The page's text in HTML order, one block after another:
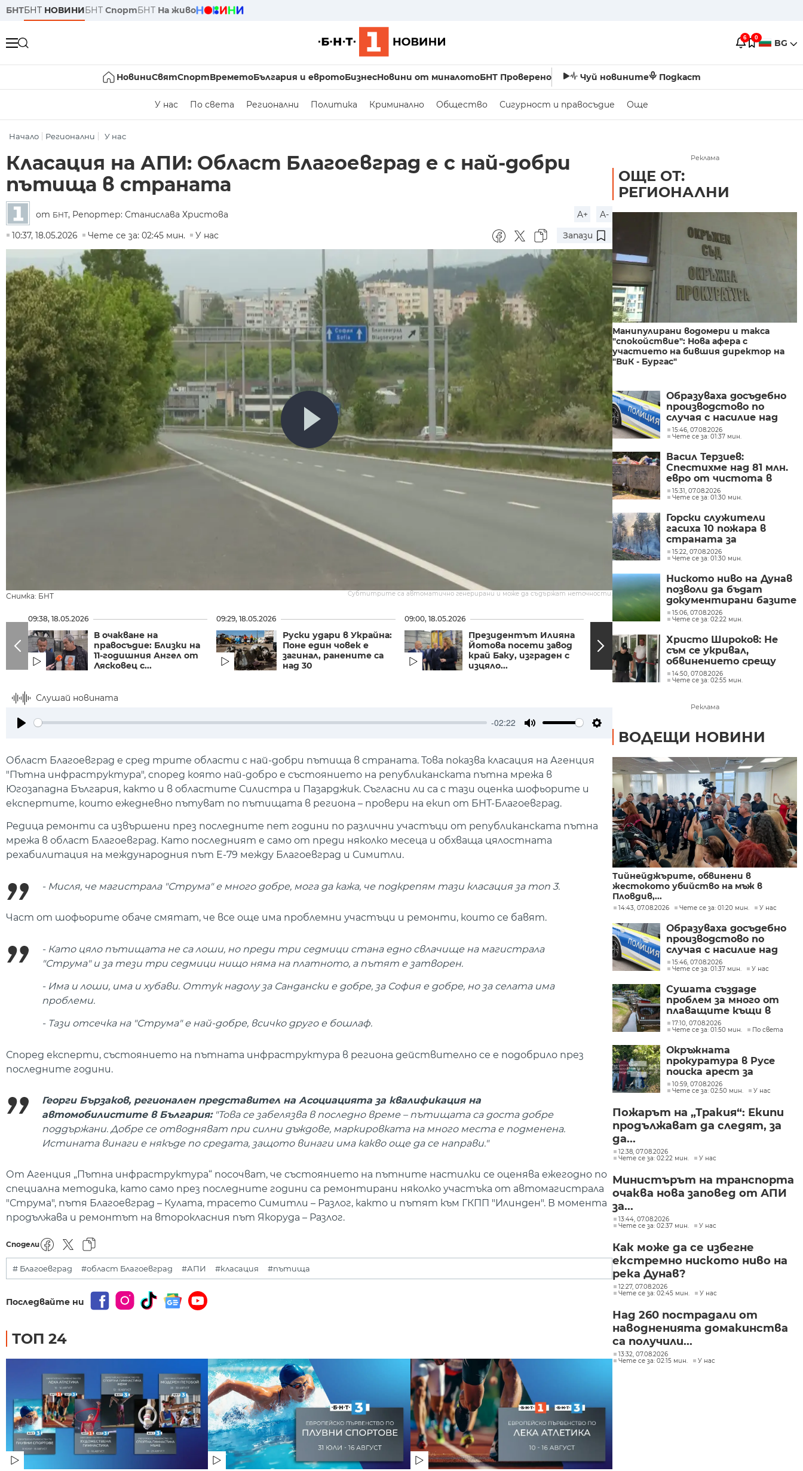
БНТБНТ НОВИНИБНТ СпортБНТ На живо
6 0 BG
НовиниСвятСпортВреметоБългария и евротоБизнесНовини от миналотоБНТ Проверено Чуй новините Подкаст
У нас По света Регионални Политика Криминално Общество Сигурност и правосъдие Още
Начало Регионални У нас
Класация на АПИ: Област Благоевград е с най-добри
пътища в страната
от БНТ, Репортер: Станислава Христова A+
A-
10:37, 18.05.2026
Чете се за: 02:45 мин. У нас Запази
Снимка: БНТ Субтитрите са автоматично генерирани и може да съдържат неточности.
09:38, 18.05.2026
В очакване на
правосъдие: Близки на
11-годишния Ангел от
Лясковец с...
09:29, 18.05.2026
Руски удари в Украйна:
Поне един човек е
загинал, ранените са
над 30
09:00, 18.05.2026
Президентът Илияна
Йотова посети завод
край Баку, изграден с
изцяло...
08:49, 18.05.2026
Евтим Милошев:
Българското
домакинство на
"Евровизия" ще...
Слушай новината
-02:22
Settings
Област Благоевград е сред трите области с най-добри пътища в страната. Това показва класация на Агенция
"Пътна инфраструктура", според която най-добро е състоянието на републиканската пътна мрежа в
Югозападна България, както и в областите Силистра и Пазарджик. Съгласни ли са с тази оценка шофьорите и
експертите, които ежедневно пътуват по пътищата в региона – провери на екип от БНТ-Благоевград.
Редица ремонти са извършени през последните пет години по различни участъци от републиканската пътна
мрежа в област Благоевград. Като последният е само от преди няколко месеца и обхваща цялостната
рехабилитация на международния път Е-79 между Благоевград и Симитли.
- Мисля, че магистрала "Струма" е много добре, мога да кажа, че подкрепям тази класация за топ 3.
Част от шофьорите обаче смятат, че все още има проблемни участъци и ремонти, които се бавят.
- Като цяло пътищата не са лоши, но преди три седмици стана едно свлачище на магистрала
"Струма" и за тези три седмици нищо няма на платното, а пътят е затворен.
- Има и лоши, има и хубави. Оттук надолу за Сандански е добре, за София е добре, но за селата има
проблеми.
- Тази отсечка на "Струма" е най-добре, всичко друго е бошлаф.
Според експерти, състоянието на пътната инфраструктура в региона действително се е подобрило през
последните години.
Георги Бързаков, регионален представител на Асоциацията за квалификация на
автомобилистите в България:"Това се забелязва в последно време – пътищата са доста добре
поддържани. Добре се отводняват при силни дъждове, маркировката на много места е подменена.
Истината винаги е някъде по средата, защото винаги има какво още да се направи."
От Агенция „Пътна инфраструктура“ посочват, че състоянието на пътните настилки се оценява ежегодно по
специална методика, като само през последните години са ремонтирани няколко участъка от автомагистрала
"Струма", пътя Благоевград – Кулата, трасето Симитли – Разлог, както и пътят към ГКПП "Илинден". В момента
продължава и ремонтът на второкласния път Якоруда – Разлог.
Сподели
# Благоевград #област Благоевград #АПИ #класация #пътища
Последвайте ни
ТОП 24
Реклама
ОЩЕ ОТ:
РЕГИОНАЛНИ
Манипулирани водомери и такса
"спокойствие": Нова афера с
участието на бившия директор на
"ВиК - Бургас"
Образуваха досъдебно
производстово по
случая с насилие над
дете в Радомир
15:46, 07.08.2026
Чете се за: 01:37 мин.
Васил Терзиев:
Спестихме над 81 млн.
евро от чистота в
районите “Слатина”,
“Подуяне” и “Изгрев” за
15:31, 07.08.2026
Чете се за: 01:30 мин.
Горски служители
гасиха 10 пожара в
страната за
денонощие
15:22, 07.08.2026
Чете се за: 01:30 мин.
Ниското ниво на Дунав
позволи да бъдат
документирани базите
на Константиновия
мост при с. Гиген
15:06, 07.08.2026
Чете се за: 02:22 мин.
Христо Широков: Не
съм се укривал,
обвинението срещу
мен е политически
натиск
14:50, 07.08.2026
Чете се за: 02:55 мин.
Реклама
ВОДЕЩИ НОВИНИ
Тийнейджърите, обвинени в
жестокото убийство на мъж в
Пловдив,...
14:43, 07.08.2026 Чете се за: 01:20 мин. У нас
Образуваха досъдебно
производстово по
случая с насилие над
дете в Радомир
15:46, 07.08.2026
Чете се за: 01:37 мин.
У нас
Сушата създаде
проблем за много от
плаващите къщи в
Нидерландия
17:10, 07.08.2026
Чете се за: 01:50 мин.
По света
Окръжната
прокуратура в Русе
поиска арест за
петима от
участниците в
разбитата
лаборатория за
10:59, 07.08.2026
Чете се за: 02:50 мин.
У нас
Пожарът на „Тракия“: Екипи
продължават да следят, за
да...
12:38, 07.08.2026
Чете се за: 02:22 мин.
У нас
Министърът на транспорта
очаква нова заповед от АПИ
за...
13:44, 07.08.2026
Чете се за: 02:37 мин.
У нас
Как може да се избегне
екстремно ниското ниво на
река Дунав?
12:27, 07.08.2026
Чете се за: 02:45 мин.
У нас
Над 260 пострадали от
наводненията домакинства
са получили...
13:32, 07.08.2026
Чете се за: 02:15 мин.
У нас